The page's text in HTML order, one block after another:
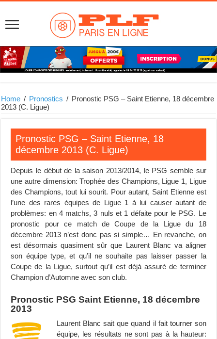
Home / Pronostics / Pronostic PSG – Saint Etienne, 18 décembre
2013 (C. Ligue)
Pronostic PSG – Saint Etienne, 18
décembre 2013 (C. Ligue)
Depuis le début de la saison 2013/2014, le PSG semble sur
une autre dimension: Trophée des Champions, Ligue 1, Ligue
des Champions, tout lui sourit. Pour autant, Saint Etienne est
l’une des rares équipes de Ligue 1 à lui causer autant de
problèmes: en 4 matchs, 3 nuls et 1 défaite pour le PSG. Le
pronostic pour ce match de Coupe de la Ligue du 18
décembre 2013 n’est donc pas si simple… En revanche, on
est désormais quasiment sûr que Laurent Blanc va aligner
son équipe type, et qu’il ne souhaite pas laisser passer la
Coupe de la Ligue, surtout qu’il est déjà assuré de terminer
Champion d’Automne avec son club.
Pronostic PSG Saint Etienne, 18 décembre
2013
Laurent Blanc sait que quand il fait tourner son
équipe, les résultats ne sont pas à la hauteur: